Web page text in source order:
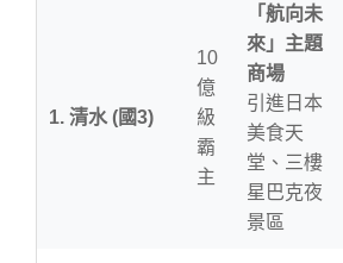
1. 清水 (國3)
10
億
級
霸
主
「航向未
來」主題
商場
引進日本
美食天
堂、三樓
星巴克夜
景區